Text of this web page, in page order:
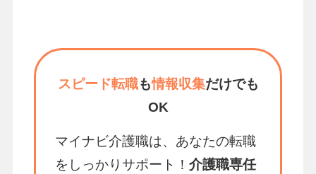
スピード転職も情報収集だけでも
OK
マイナビ介護職は、あなたの転職
をしっかりサポート！ 介護職専任